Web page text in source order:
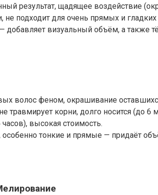
результат, щадящее воздействие
не подходит для очень прямых и
добавляет визуальный объём, а также
волос феном, окрашивание
травмирует корни, долго носится (до 6
высокая стоимость.
тонкие и прямые — придаёт